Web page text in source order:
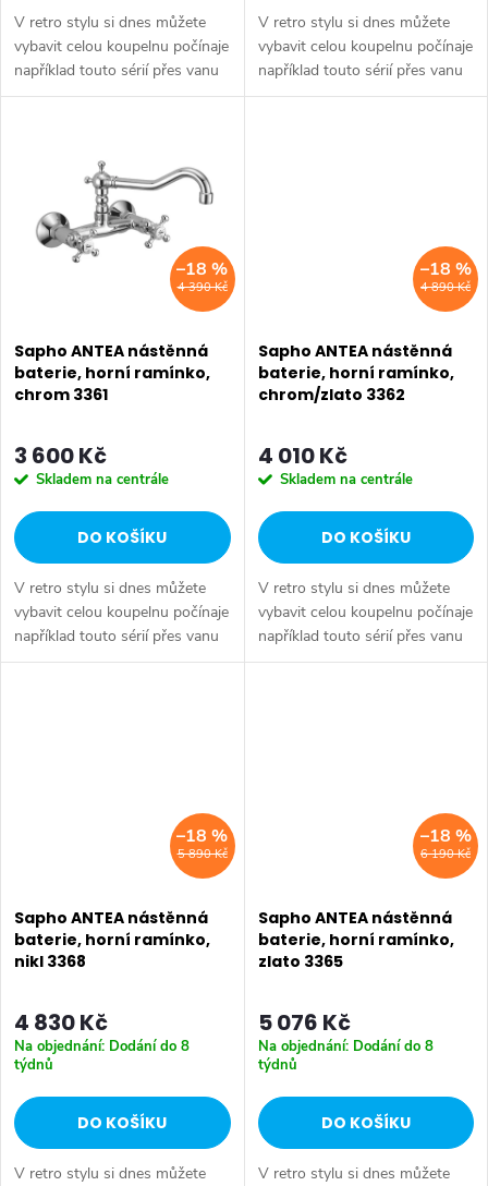
k
t
ů
k
t
V retro stylu si dnes můžete
vybavit celou koupelnu počínaje
například touto sérií přes vanu
Retro, doplňky Diamond až po
V retro stylu si dnes můžete
vybavit celou koupelnu počínaje
například touto sérií přes vanu
Retro, doplňky Diamond až po
4 390 Kč
–18 %
Sapho ANTEA nástěnná
baterie, horní ramínko,
chrom 3361
3 600 Kč
Skladem na centrále
DO KOŠÍKU
V retro stylu si dnes můžete
vybavit celou koupelnu počínaje
například touto sérií přes vanu
Retro, doplňky Diamond až po
4 890 Kč
–18 %
Sapho ANTEA nástěnná
baterie, horní ramínko,
chrom/zlato 3362
4 010 Kč
Skladem na centrále
DO KOŠÍKU
V retro stylu si dnes můžete
vybavit celou koupelnu počínaje
například touto sérií přes vanu
Retro, doplňky Diamond až po
5 890 Kč
–18 %
Sapho ANTEA nástěnná
baterie, horní ramínko,
nikl 3368
4 830 Kč
Na objednání: Dodání do 8
týdnů
DO KOŠÍKU
V retro stylu si dnes můžete
6 190 Kč
–18 %
Sapho ANTEA nástěnná
baterie, horní ramínko,
zlato 3365
5 076 Kč
Na objednání: Dodání do 8
týdnů
DO KOŠÍKU
V retro stylu si dnes můžete